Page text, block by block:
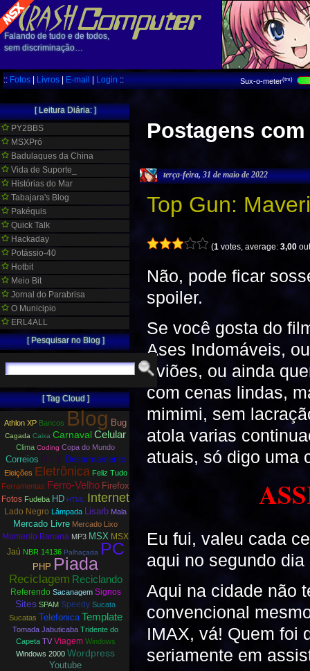
Falando de tudo e de todos,
sem discriminação…
::Fotos|Livros|E-mail|Login:: Sux-o-meter(tm)
Postagens com
terça-feira, 31 de maio de 2022
Top Gun:
(1 votes, average:3,00
Não, pode ficar
spoiler.
Se você gosta do
Ases Indomáveis,
aviões, ou ainda
com cenas lindas,
mimimi, sem
atola varias
atuais, só digo uma
Eu fui, valeu cada
aqui no segundo
Aqui na cidade não
convencional
IMAX, vá! Quem foi
seriamente em
[ Leitura Diária: ]
PY2BBS
MSXPró
Badulaques da China
Vida de Suporte_
Histórias do Mar
Tabajara's Blog
Pakéquis
Quick Talk
Hackaday
Potássio-40
Hotbit
Meio Bit
Jornal do Parabrisa
O Municipio
ERL4ALL
[ Pesquisar no Blog ]
[ Tag Cloud ]
Athlon XP Bancos Blog Bug
Cagada Caixa CarnavalCelular
Clima Coding Copa do Mundo
Correios D.I.Y. Desarmamento
Eleições Eletrônica Feliz Tudo
Ferramentas Ferro-Velho Firefox
Fotos Fudeba HD HTML Internet
Lado Negro Lâmpada Lisarb Mala
Mercado Livre Mercado Lixo
Momento Banana MP3 MSX MSX
Jaú NBR 14136 Palhaçada PC
PHP Piada
Reciclagem Reciclando
Referendo Sacanagem Signos
Sites SPAM Speedy Sucata
Sucatas Telefonica Template
Tomada Jabuticaba Tridente do
Capeta TV Viagem Windows
Windows 2000 Wordpress
Youtube